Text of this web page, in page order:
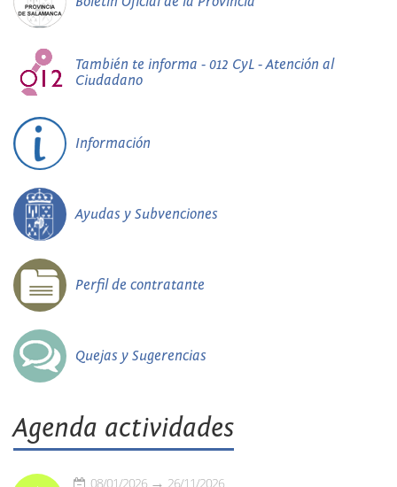
También te informa - 012 CyL - Atención al
Ciudadano
Información
Ayudas y Subvenciones
Perfil de contratante
Quejas y Sugerencias
Agenda actividades
08/01/2026 26/11/2026